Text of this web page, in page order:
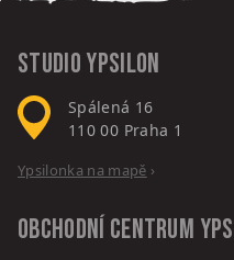
Studio Ypsilon
Spálená 16
110 00 Praha 1
Ypsilonka na mapě ›
Obchodní centrum